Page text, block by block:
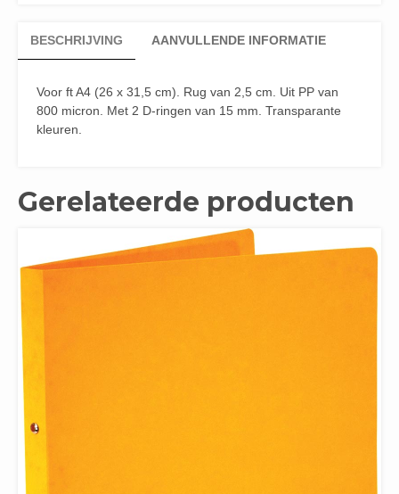
BESCHRIJVING AANVULLENDE INFORMATIE
Voor ft A4 (26 x 31,5 cm). Rug van 2,5 cm. Uit PP van
800 micron. Met 2 D-ringen van 15 mm. Transparante
kleuren.
Gerelateerde producten